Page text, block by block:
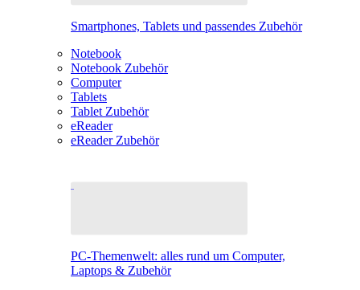
Smartphones, Tablets und passendes Zubehör
Notebook
Notebook Zubehör
Computer
Tablets
Tablet Zubehör
eReader
eReader Zubehör
PC-Themenwelt: alles rund um Computer,
Laptops & Zubehör